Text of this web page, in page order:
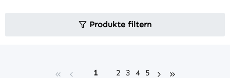
Produkte filtern
Seite
1 Seite
2 Seite
3 Seite
4 Seite
5